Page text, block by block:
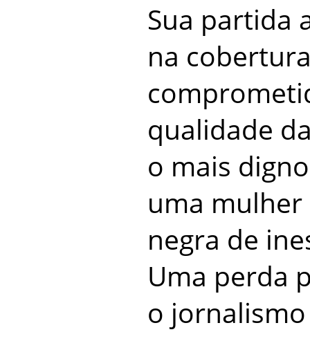
Sua partida
na
qualidade
o mais
uma
negra de
Uma perda
o jornalismo